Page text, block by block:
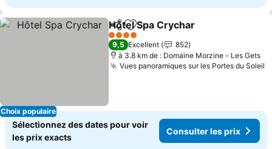
Choix populaire
PartagerAjouter à mes favoris
Hôtel Spa Crychar
4 Étoiles
9,5 Excellent
852
à 3.8 km de : Domaine Morzine - Les Gets
Vues panoramiques sur les Portes du Soleil
Sélectionnez des dates pour voir
les prix exacts
Consulter les prix